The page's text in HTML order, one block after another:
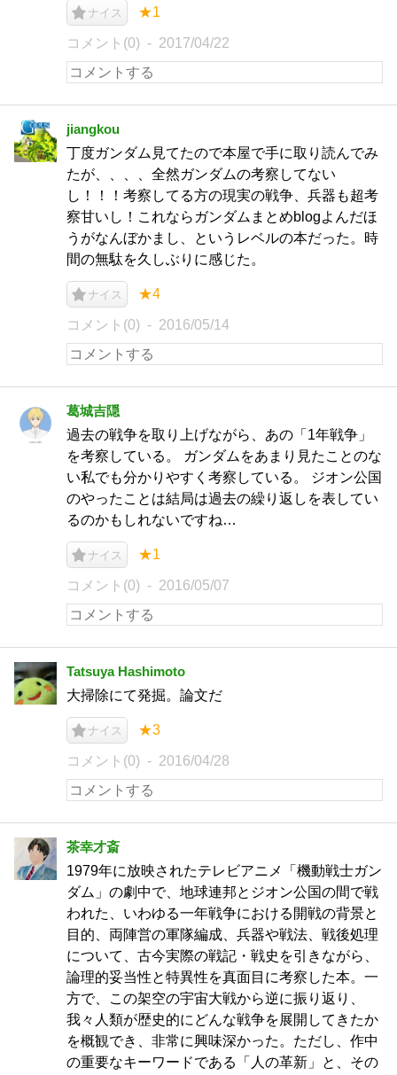
ナイス ★1
コメント(0) 2017/04/22
jiangkou
丁度ガンダム見てたので本屋で手に取り読んでみ
たが、、、、全然ガンダムの考察してない
し！！！考察してる方の現実の戦争、兵器も超考
察甘いし！これならガンダムまとめblogよんだほ
うがなんぼかまし、というレベルの本だった。時
間の無駄を久しぶりに感じた。
ナイス ★4
コメント(0) 2016/05/14
葛城吉隠
過去の戦争を取り上げながら、あの「1年戦争」
を考察している。 ガンダムをあまり見たことのな
い私でも分かりやすく考察している。 ジオン公国
のやったことは結局は過去の繰り返しを表してい
るのかもしれないですね…
ナイス ★1
コメント(0) 2016/05/07
Tatsuya Hashimoto
大掃除にて発掘。論文だ
ナイス ★3
コメント(0) 2016/04/28
茶幸才斎
1979年に放映されたテレビアニメ「機動戦士ガン
ダム」の劇中で、地球連邦とジオン公国の間で戦
われた、いわゆる一年戦争における開戦の背景と
目的、両陣営の軍隊編成、兵器や戦法、戦後処理
について、古今実際の戦記・戦史を引きながら、
論理的妥当性と特異性を真面目に考察した本。一
方で、この架空の宇宙大戦から逆に振り返り、
我々人類が歴史的にどんな戦争を展開してきたか
を概観でき、非常に興味深かった。ただし、作中
の重要なキーワードである「人の革新」と、その